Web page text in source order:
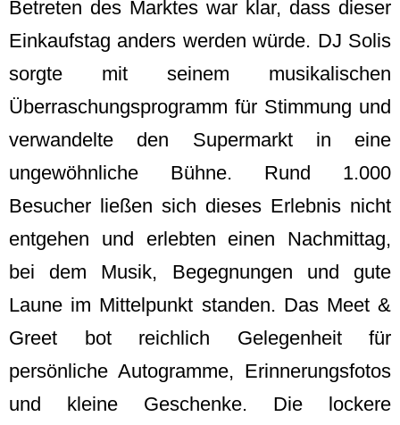
Betreten des Marktes war klar, dass dieser
Einkaufstag anders werden würde. DJ Solis
sorgte mit seinem musikalischen
Überraschungsprogramm für Stimmung und
verwandelte den Supermarkt in eine
ungewöhnliche Bühne. Rund 1.000
Besucher ließen sich dieses Erlebnis nicht
entgehen und erlebten einen Nachmittag,
bei dem Musik, Begegnungen und gute
Laune im Mittelpunkt standen. Das Meet &
Greet bot reichlich Gelegenheit für
persönliche Autogramme, Erinnerungsfotos
und kleine Geschenke. Die lockere